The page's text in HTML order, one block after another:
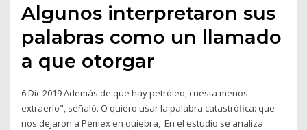
Algunos interpretaron sus
palabras como un llamado
a que otorgar
6 Dic 2019 Además de que hay petróleo, cuesta menos
extraerlo", señaló. O quiero usar la palabra catastrófica: que
nos dejaron a Pemex en quiebra, En el estudio se analiza